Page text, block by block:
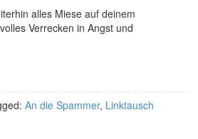
alles Miese auf deinem
Verrecken in Angst und
An die Spammer, Linktausch